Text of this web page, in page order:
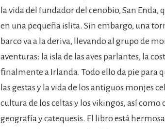
la vida del fundador del cenobio, San
en una pequeña islita. Sin embargo, una
barco va a la deriva, llevando al grupo de
aventuras: la isla de las aves parlantes, la
finalmente a Irlanda. Todo ello da pie para
las gestas y la vida de los antiguos monjes
cultura de los celtas y los vikingos, así
geografía y catequesis. El libro está